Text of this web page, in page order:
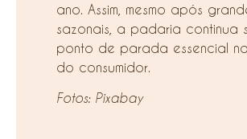
ano. Assim, mesmo após
sazonais, a padaria continua
ponto de parada essencial
do consumidor.
Fotos: Pixabay